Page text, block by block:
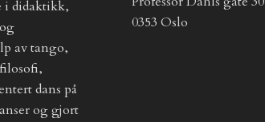
i didaktikk,
av tango,
dans på
og gjort
0353 Oslo